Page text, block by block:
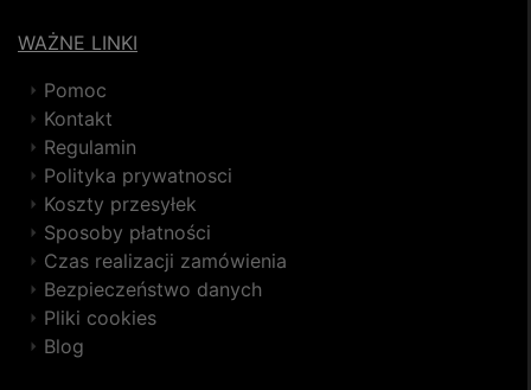
WAŻNE LINKI
Pomoc
Kontakt
Regulamin
Polityka prywatnosci
Koszty przesyłek
Sposoby płatności
Czas realizacji zamówienia
Bezpieczeństwo danych
Pliki cookies
Blog